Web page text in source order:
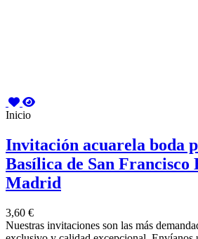
Inicio
Invitación acuarela boda
Basílica de San Francisco
Madrid
3,60 €
Nuestras invitaciones son las más